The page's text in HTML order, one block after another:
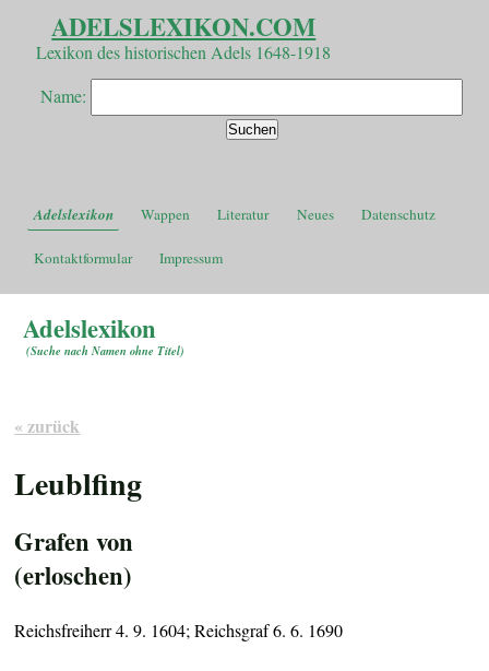
ADELSLEXIKON.COM
Lexikon des historischen Adels 1648-1918
Name:
Adelslexikon Wappen Literatur Neues Datenschutz
Kontaktformular Impressum
Adelslexikon
(Suche nach Namen ohne Titel)
« zurück
Leublfing
Grafen von
(erloschen)
Reichsfreiherr 4. 9. 1604; Reichsgraf 6. 6. 1690